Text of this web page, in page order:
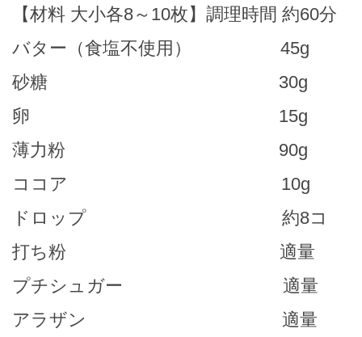
【材料 大小各8～10枚】調理時間 約60分
バター（食塩不使用） 45g
砂糖 30g
卵 15g
薄力粉 90g
ココア 10g
ドロップ 約8コ
打ち粉 適量
プチシュガー 適量
アラザン 適量